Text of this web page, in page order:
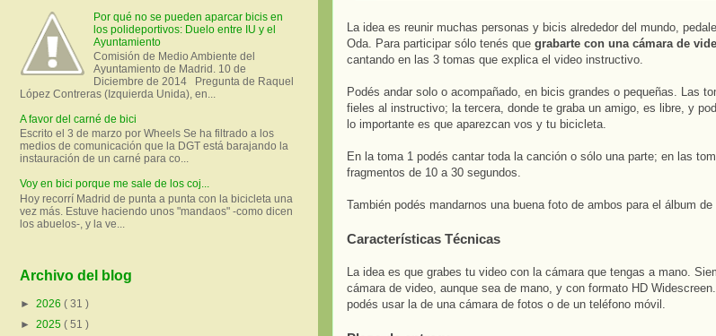
La idea es reunir muchas personas y bicis alrededor del mundo,
Oda. Para participar sólo tenés que grabarte con una cámara de
cantando en las 3 tomas que explica el video instructivo.
Podés andar solo o acompañado, en bicis grandes o pequeñas. Las
fieles al instructivo; la tercera, donde te graba un amigo, es libre, y
lo importante es que aparezcan vos y tu bicicleta.
En la toma 1 podés cantar toda la canción o sólo una parte; en las
fragmentos de 10 a 30 segundos.
También podés mandarnos una buena foto de ambos para el álbum de
Características Técnicas
La idea es que grabes tu video con la cámara que tengas a mano.
cámara de video, aunque sea de mano, y con formato HD
podés usar la de una cámara de fotos o de un teléfono móvil.
Por qué no se pueden aparcar bicis en
los polideportivos: Duelo entre IU y el
Ayuntamiento
Comisión de Medio Ambiente del
Ayuntamiento de Madrid. 10 de
Diciembre de 2014 Pregunta de Raquel
López Contreras (Izquierda Unida), en...
A favor del carné de bici
Escrito el 3 de marzo por Wheels Se ha filtrado a los
medios de comunicación que la DGT está barajando la
instauración de un carné para co...
Voy en bici porque me sale de los coj...
Hoy recorrí Madrid de punta a punta con la bicicleta una
vez más. Estuve haciendo unos "mandaos" -como dicen
los abuelos-, y la ve...
Archivo del blog
► 2026 ( 31 )
► 2025 ( 51 )